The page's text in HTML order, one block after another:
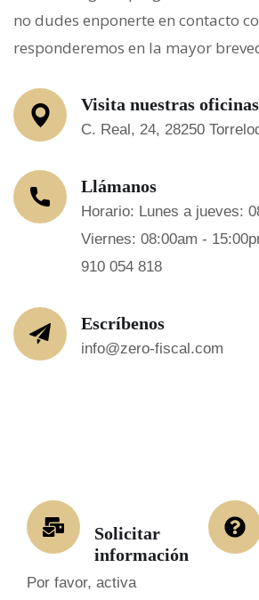
no dudes enponerte en contacto
responderemos en la mayor
Visita nuestras oficinas
C. Real, 24, 28250
Llámanos
Horario: Lunes a jueves:
Viernes: 08:00am -
910 054 818
Escríbenos
info@zero-fiscal.com
Solicitar
información
Por favor, activa